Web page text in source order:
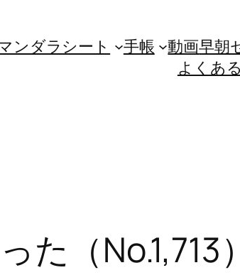
ンダラシート 手帳 動画早朝
よくあ
（No.1,713）